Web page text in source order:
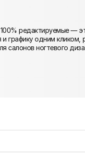
редактируемые —
графику одним кликом,
ногтевого